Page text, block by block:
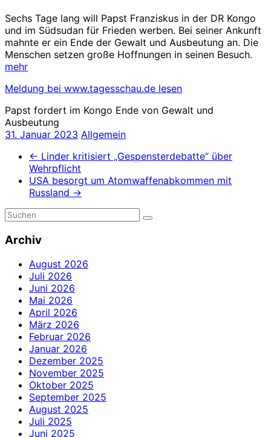
Sechs Tage lang will Papst Franziskus in der DR Kongo
und im Südsudan für Frieden werben. Bei seiner Ankunft
mahnte er ein Ende der Gewalt und Ausbeutung an. Die
Menschen setzen große Hoffnungen in seinen Besuch.
mehr
Meldung bei www.tagesschau.de lesen
Papst fordert im Kongo Ende von Gewalt und
Ausbeutung
31. Januar 2023 Allgemein
← Linder kritisiert „Gespensterdebatte“ über
Wehrpflicht
USA besorgt um Atomwaffenabkommen mit
Russland →
Archiv
August 2026
Juli 2026
Juni 2026
Mai 2026
April 2026
März 2026
Februar 2026
Januar 2026
Dezember 2025
November 2025
Oktober 2025
September 2025
August 2025
Juli 2025
Juni 2025